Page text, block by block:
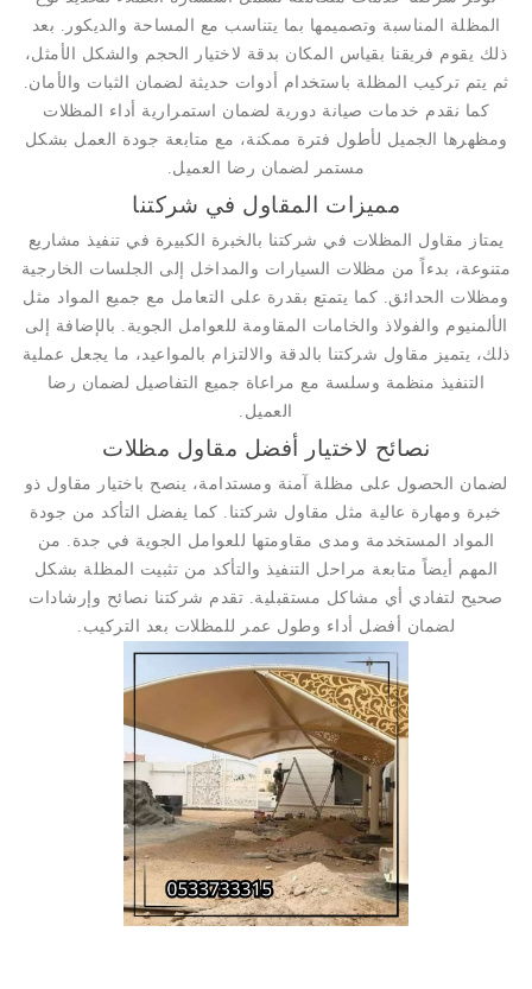
المظلة المناسبة وتصميمها بما يتناسب مع المساحة والديكور. بعد
ذلك يقوم فريقنا بقياس المكان بدقة لاختيار الحجم والشكل الأمثل،
ثم يتم تركيب المظلة باستخدام أدوات حديثة لضمان الثبات والأمان.
كما نقدم خدمات صيانة دورية لضمان استمرارية أداء المظلات
ومظهرها الجميل لأطول فترة ممكنة، مع متابعة جودة العمل بشكل
مستمر لضمان رضا العميل.
مميزات المقاول في شركتنا
يمتاز مقاول المظلات في شركتنا بالخبرة الكبيرة في تنفيذ مشاريع
متنوعة، بدءاً من مظلات السيارات والمداخل إلى الجلسات الخارجية
ومظلات الحدائق. كما يتمتع بقدرة على التعامل مع جميع المواد مثل
الألمنيوم والفولاذ والخامات المقاومة للعوامل الجوية. بالإضافة إلى
ذلك، يتميز مقاول شركتنا بالدقة والالتزام بالمواعيد، ما يجعل عملية
التنفيذ منظمة وسلسة مع مراعاة جميع التفاصيل لضمان رضا
العميل.
نصائح لاختيار أفضل مقاول مظلات
لضمان الحصول على مظلة آمنة ومستدامة، ينصح باختيار مقاول ذو
خبرة ومهارة عالية مثل مقاول شركتنا. كما يفضل التأكد من جودة
المواد المستخدمة ومدى مقاومتها للعوامل الجوية في جدة. من
المهم أيضاً متابعة مراحل التنفيذ والتأكد من تثبيت المظلة بشكل
صحيح لتفادي أي مشاكل مستقبلية. تقدم شركتنا نصائح وإرشادات
لضمان أفضل أداء وطول عمر للمظلات بعد التركيب.